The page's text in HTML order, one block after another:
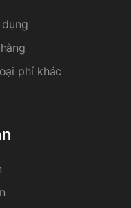
phí khác